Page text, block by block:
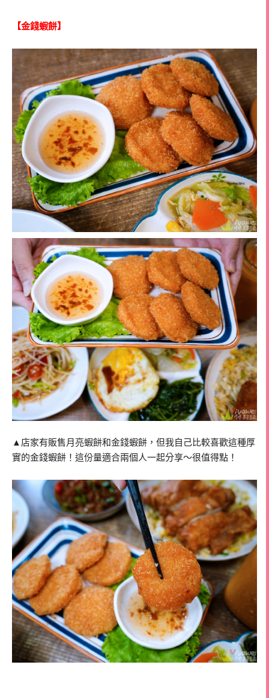
【金錢蝦餅】
▲店家有販售月亮蝦餅和金錢蝦餅，但我自己比較喜歡這種厚
實的金錢蝦餅！這份量適合兩個人一起分享～很值得點！